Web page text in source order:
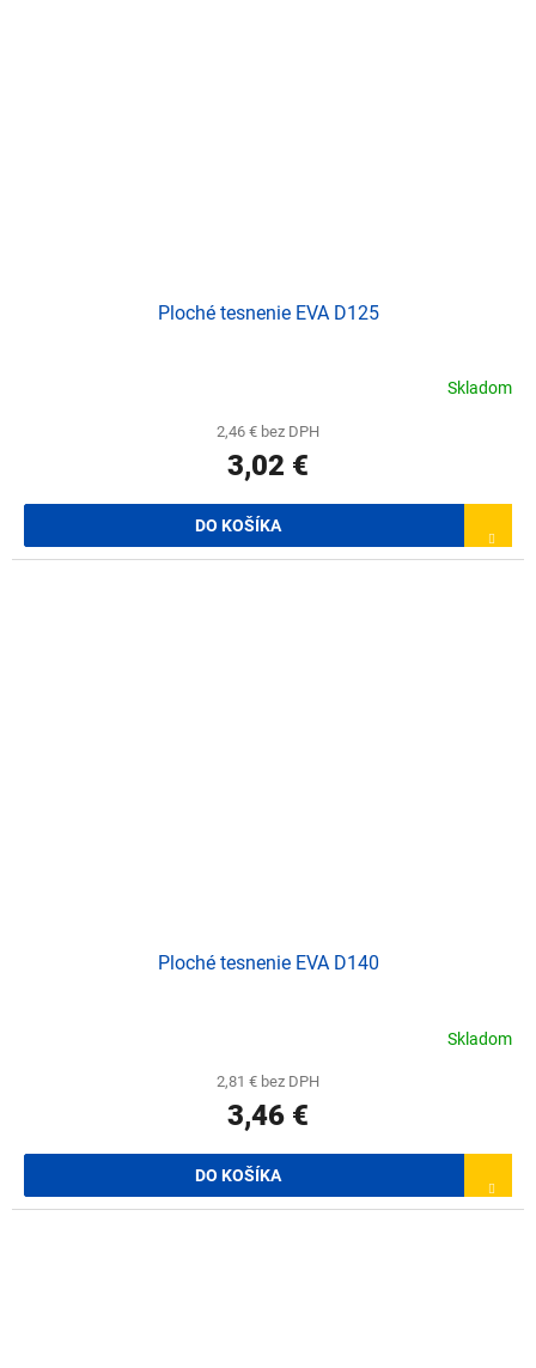
Ploché tesnenie EVA D125
Skladom
2,46 € bez DPH
3,02 €
DO KOŠÍKA
Ploché tesnenie EVA D140
Skladom
2,81 € bez DPH
3,46 €
DO KOŠÍKA